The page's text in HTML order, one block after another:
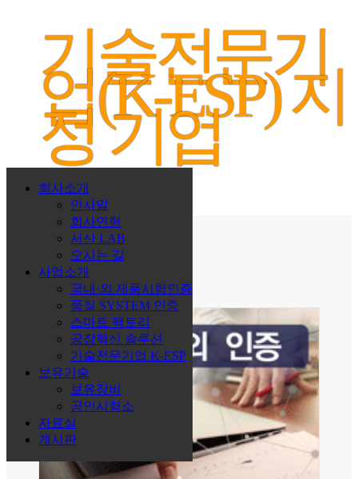
기술전문기
업(K-ESP) 지
정 기업
회사소개
인사말
회사연혁
서산 LAB
오시는 길
사업소개
국내·외 제품시험인증
품질 SYSTEM 인증
스마트 팩토리
공장혁신 솔루션
기술전문기업 K-ESP
보유기술
보유장비
공인시험소
자료실
게시판
사업소개